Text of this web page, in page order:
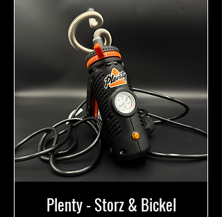
Plenty - Storz & Bickel